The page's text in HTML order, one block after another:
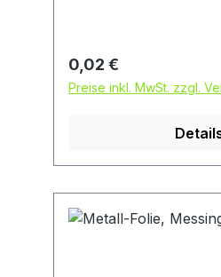
Regulärer Preis:
0,02 €
Preise inkl. MwSt. zzgl.